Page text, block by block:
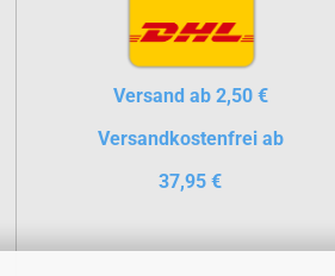
Versand ab 2,50 €
Versandkostenfrei ab
37,95 €